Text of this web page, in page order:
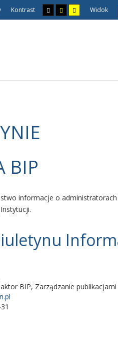
Kontrast Widok
BIP
informacje o
BIP, Zarządzanie publikacjami